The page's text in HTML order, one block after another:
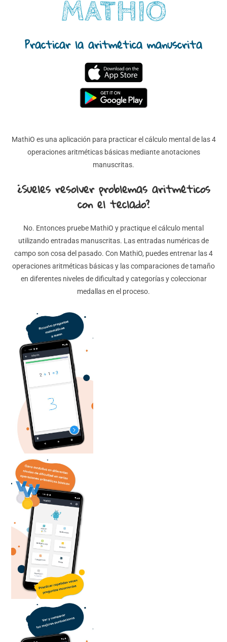
MATHIO
Practicar la aritmética manuscrita
MathiO es una aplicación para practicar el cálculo mental de las 4
operaciones aritméticas básicas mediante anotaciones
manuscritas.
¿Sueles resolver problemas aritméticos
con el teclado?
No. Entonces pruebe MathiO y practique el cálculo mental
utilizando entradas manuscritas. Las entradas numéricas de
campo son cosa del pasado. Con MathiO, puedes entrenar las 4
operaciones aritméticas básicas y las comparaciones de tamaño
en diferentes niveles de dificultad y categorías y coleccionar
medallas en el proceso.